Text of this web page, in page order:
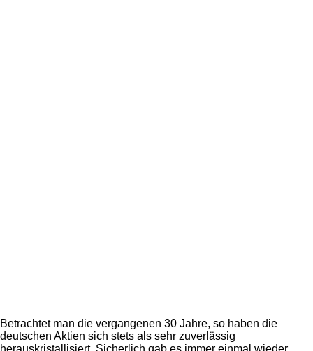
Betrachtet man die vergangenen 30 Jahre, so haben die
deutschen Aktien sich stets als sehr zuverlässig
herauskristallisiert. Sicherlich gab es immer einmal wieder